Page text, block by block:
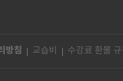
방침 교습비 수강료 환불 규